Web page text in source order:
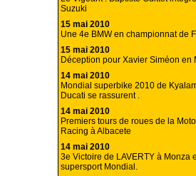
Suzuki
15 mai 2010
Une 4e BMW en championnat de
15 mai 2010
Déception pour Xavier Siméon en
14 mai 2010
Mondial superbike 2010 de
Ducati se rassurent .
14 mai 2010
Premiers tours de roues de la
Racing à Albacete
14 mai 2010
3e Victoire de LAVERTY à Monza
supersport Mondial.